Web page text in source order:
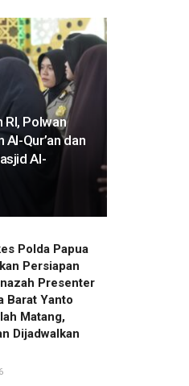
Polwan
Qur’an dan
Al-
Polda Papua
Persiapan
Presenter
Barat Yanto
Matang,
Dijadwalkan